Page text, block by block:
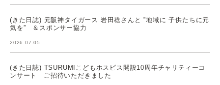
(きた日誌) 元阪神タイガース 岩田稔さんと ”地域に 子供たちに元
気を” ＆スポンサー協力
2026.07.05
(きた日誌) TSURUMIこどもホスピス開設10周年チャリティーコ
ンサート ご招待いただきました